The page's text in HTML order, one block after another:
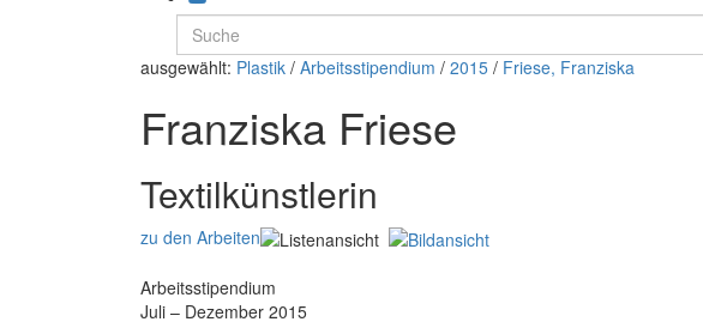
ausgewählt: Plastik / Arbeitsstipendium / 2015 / Friese, Franziska
Franziska Friese
Textilkünstlerin
zu den Arbeiten
Arbeitsstipendium
Juli – Dezember 2015